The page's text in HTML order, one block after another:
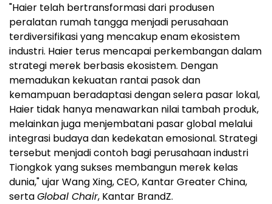
"Haier telah bertransformasi dari produsen
peralatan rumah tangga menjadi perusahaan
terdiversifikasi yang mencakup enam ekosistem
industri. Haier terus mencapai perkembangan dalam
strategi merek berbasis ekosistem. Dengan
memadukan kekuatan rantai pasok dan
kemampuan beradaptasi dengan selera pasar lokal,
Haier tidak hanya menawarkan nilai tambah produk,
melainkan juga menjembatani pasar global melalui
integrasi budaya dan kedekatan emosional. Strategi
tersebut menjadi contoh bagi perusahaan industri
Tiongkok yang sukses membangun merek kelas
dunia," ujar Wang Xing, CEO, Kantar Greater China,
sertaGlobal Chair, Kantar BrandZ.